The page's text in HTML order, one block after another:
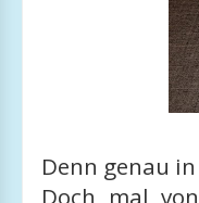
Denn genau
Doch mal